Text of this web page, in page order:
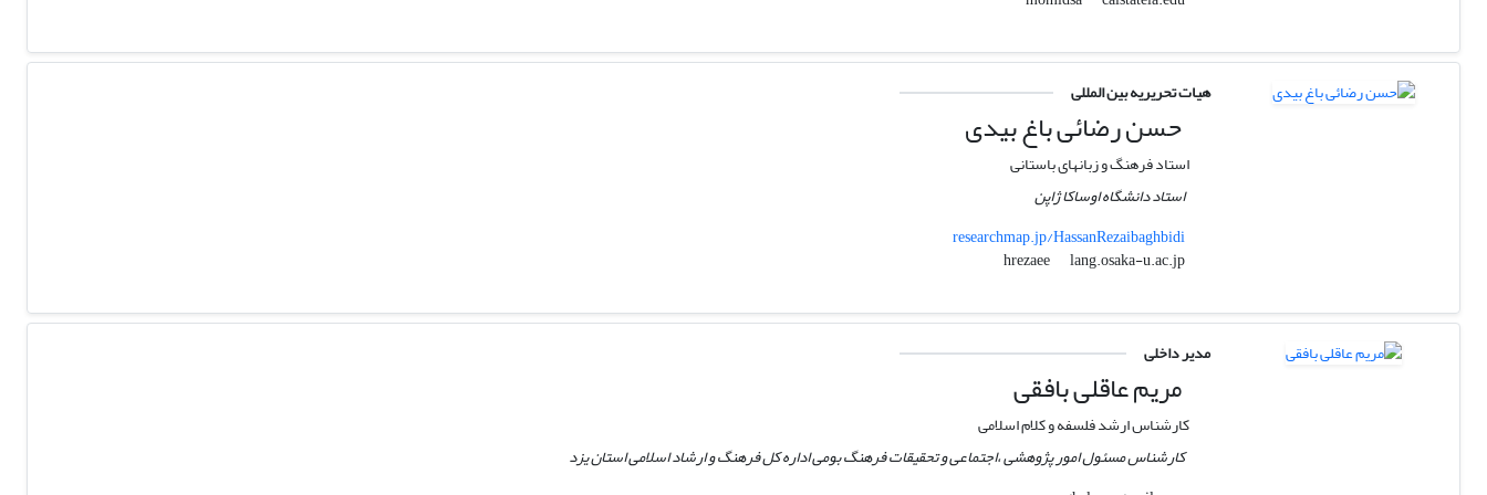
هیات تحریریه بین المللی
حسن رضائی باغ بیدی
استاد فرهنگ و زبانهای باستانی
استاد دانشگاه اوساکا ژاپن
researchmap.jp/HassanRezaibaghbidi
hrezaee
lang.osaka-u.ac.jp
مدیر داخلی
مریم عاقلی بافقی
کارشناس ارشد فلسفه و کلام اسلامی
کارشناس مسئول امور پژوهشی ،اجتماعی و تحقیقات فرهنگ بومی اداره کل فرهنگ و ارشاد اسلامی استان یزد